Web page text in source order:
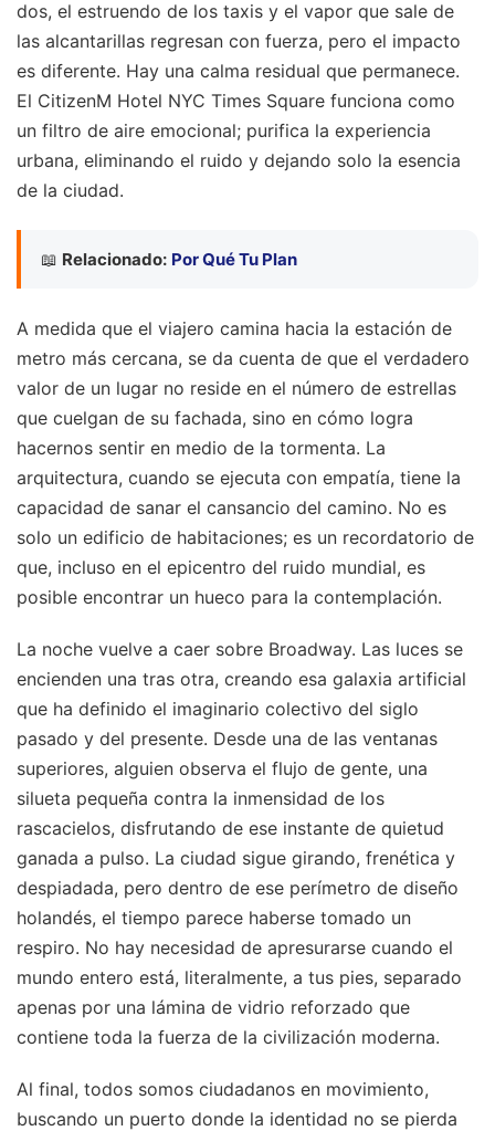
dos, el estruendo de los taxis y el vapor que sale de
las alcantarillas regresan con fuerza, pero el impacto
es diferente. Hay una calma residual que permanece.
El CitizenM Hotel NYC Times Square funciona como
un filtro de aire emocional; purifica la experiencia
urbana, eliminando el ruido y dejando solo la esencia
de la ciudad.
📖 Relacionado: Por Qué Tu Plan
A medida que el viajero camina hacia la estación de
metro más cercana, se da cuenta de que el verdadero
valor de un lugar no reside en el número de estrellas
que cuelgan de su fachada, sino en cómo logra
hacernos sentir en medio de la tormenta. La
arquitectura, cuando se ejecuta con empatía, tiene la
capacidad de sanar el cansancio del camino. No es
solo un edificio de habitaciones; es un recordatorio de
que, incluso en el epicentro del ruido mundial, es
posible encontrar un hueco para la contemplación.
La noche vuelve a caer sobre Broadway. Las luces se
encienden una tras otra, creando esa galaxia artificial
que ha definido el imaginario colectivo del siglo
pasado y del presente. Desde una de las ventanas
superiores, alguien observa el flujo de gente, una
silueta pequeña contra la inmensidad de los
rascacielos, disfrutando de ese instante de quietud
ganada a pulso. La ciudad sigue girando, frenética y
despiadada, pero dentro de ese perímetro de diseño
holandés, el tiempo parece haberse tomado un
respiro. No hay necesidad de apresurarse cuando el
mundo entero está, literalmente, a tus pies, separado
apenas por una lámina de vidrio reforzado que
contiene toda la fuerza de la civilización moderna.
Al final, todos somos ciudadanos en movimiento,
buscando un puerto donde la identidad no se pierda